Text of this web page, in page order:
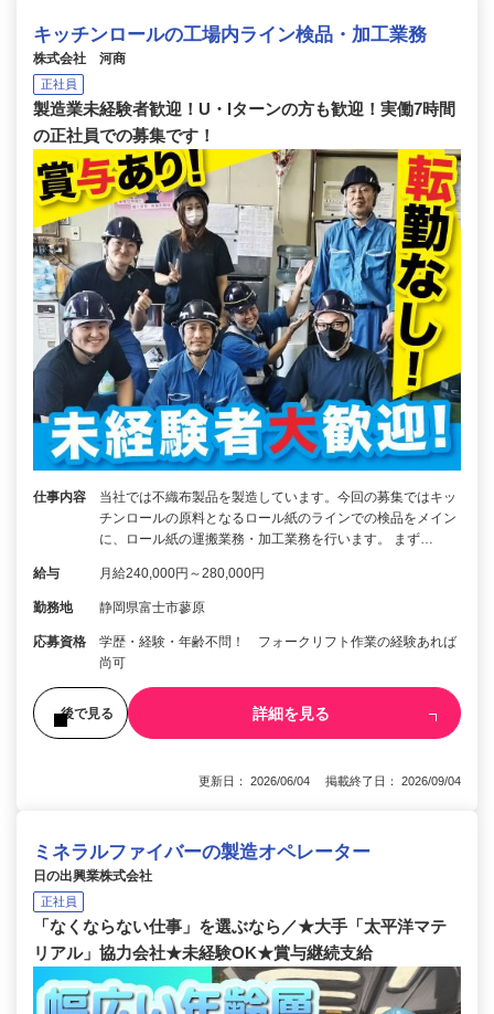
キッチンロールの工場内ライン検品・加工業務
株式会社 河商
正社員
製造業未経験者歓迎！U・Iターンの方も歓迎！実働7時間
の正社員での募集です！
仕事内容
当社では不織布製品を製造しています。今回の募集ではキッ
チンロールの原料となるロール紙のラインでの検品をメイン
に、ロール紙の運搬業務・加工業務を行います。 まず…
給与 月給240,000円～280,000円
勤務地 静岡県富士市蓼原
応募資格
学歴・経験・年齢不問！ フォークリフト作業の経験あれば
尚可
後で見る 詳細を見る
更新日： 2026/06/04 掲載終了日： 2026/09/04
ミネラルファイバーの製造オペレーター
日の出興業株式会社
正社員
「なくならない仕事」を選ぶなら／★大手「太平洋マテ
リアル」協力会社★未経験OK★賞与継続支給